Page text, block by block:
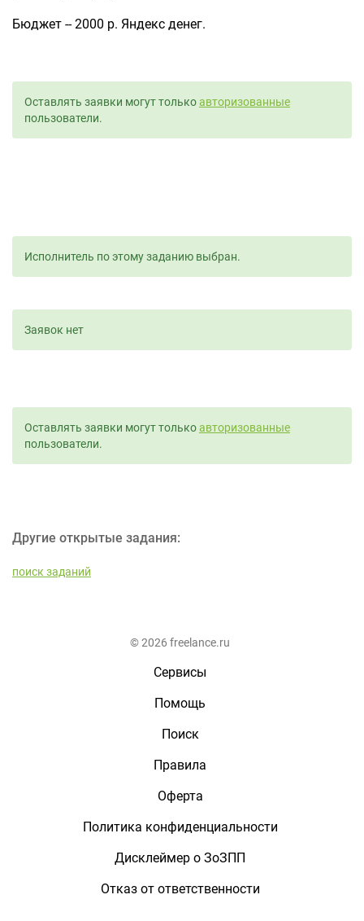
Бюджет -- 2000 р. Яндекс денег.
Оставлять заявки могут толькоавторизованные
пользователи.
Исполнитель по этому заданию выбран.
Заявок нет
Оставлять заявки могут толькоавторизованные
пользователи.
Другие открытые задания:
поиск заданий
© 2026 freelance.ru
Сервисы
Помощь
Поиск
Правила
Оферта
Политика конфиденциальности
Дисклеймер о ЗоЗПП
Отказ от ответственности